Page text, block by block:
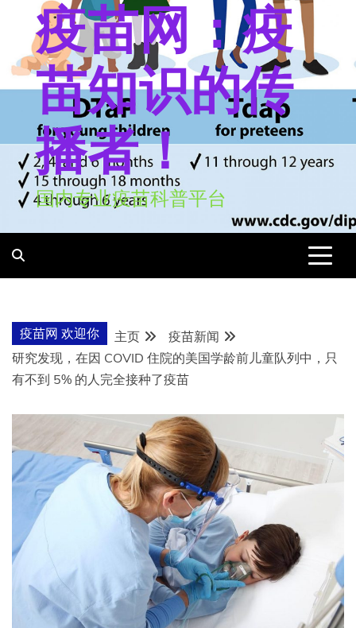
疫苗网：疫
苗知识的传
播者！
国内专业疫苗科普平台
疫苗网 欢迎你 主页
疫苗新闻
研究发现，在因 COVID 住院的美国学龄前儿童队列中，只
有不到 5% 的人完全接种了疫苗